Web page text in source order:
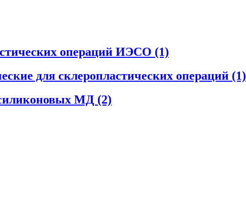
операций ИЭСО (1)
для склеропластических операций (1)
МД (2)